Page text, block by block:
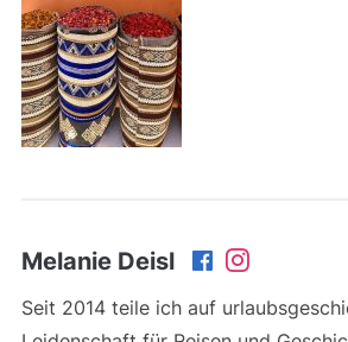
Melanie Deisl
Seit 2014 teile ich auf